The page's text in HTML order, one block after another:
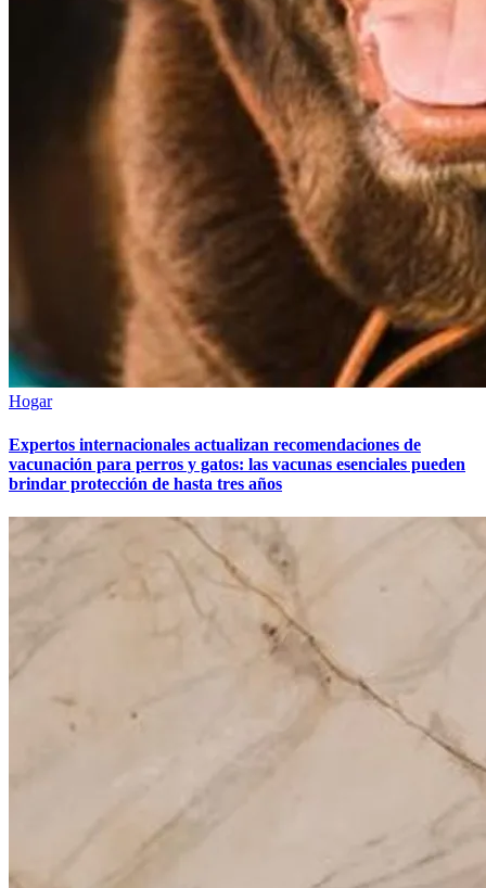
Hogar
Expertos internacionales actualizan recomendaciones de
vacunación para perros y gatos: las vacunas esenciales pueden
brindar protección de hasta tres años